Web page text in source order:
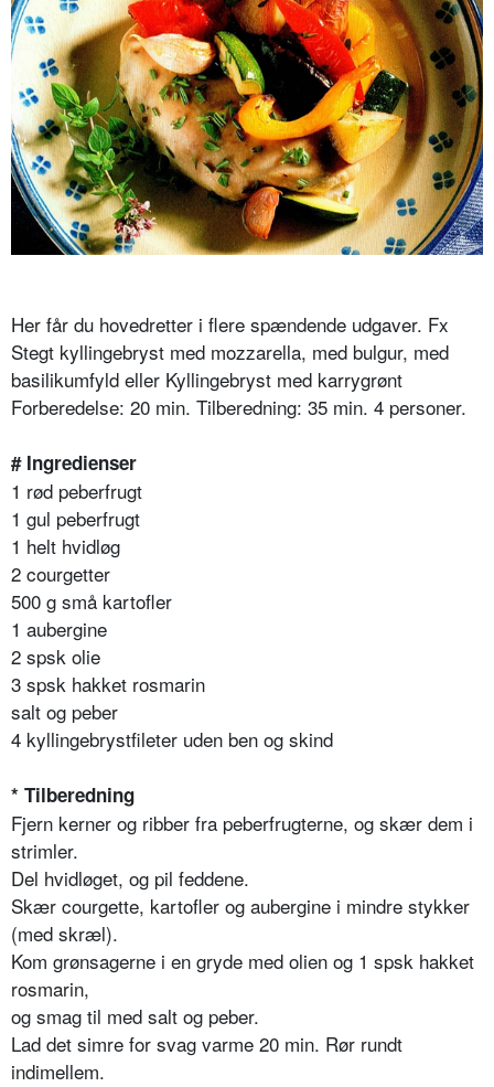
Her får du hovedretter i flere spændende udgaver. Fx
Stegt kyllingebryst med mozzarella, med bulgur, med
basilikumfyld eller Kyllingebryst med karrygrønt
Forberedelse: 20 min. Tilberedning: 35 min. 4 personer.
# Ingredienser
1 rød peberfrugt
1 gul peberfrugt
1 helt hvidløg
2 courgetter
500 g små kartofler
1 aubergine
2 spsk olie
3 spsk hakket rosmarin
salt og peber
4 kyllingebrystfileter uden ben og skind
* Tilberedning
Fjern kerner og ribber fra peberfrugterne, og skær dem i
strimler.
Del hvidløget, og pil feddene.
Skær courgette, kartofler og aubergine i mindre stykker
(med skræl).
Kom grønsagerne i en gryde med olien og 1 spsk hakket
rosmarin,
og smag til med salt og peber.
Lad det simre for svag varme 20 min. Rør rundt
indimellem.